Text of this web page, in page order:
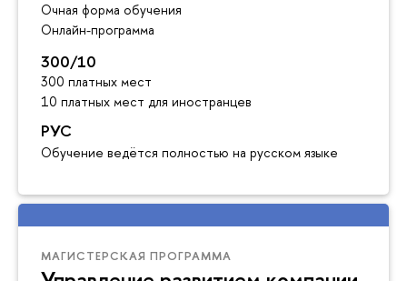
Очная форма обучения
Онлайн-программа
300/10
300 платных мест
10 платных мест для иностранцев
РУС
Обучение ведётся полностью на русском языке
МАГИСТЕРСКАЯ ПРОГРАММА